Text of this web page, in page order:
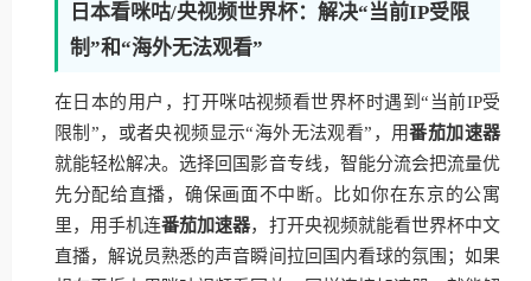
日本看咪咕/央视频世界杯：解决“当前IP受限
制”和“海外无法观看”
在日本的用户，打开咪咕视频看世界杯时遇到“当前IP受
限制”，或者央视频显示“海外无法观看”，用番茄加速器
就能轻松解决。选择回国影音专线，智能分流会把流量优
先分配给直播，确保画面不中断。比如你在东京的公寓
里，用手机连番茄加速器，打开央视频就能看世界杯中文
直播，解说员熟悉的声音瞬间拉回国内看球的氛围；如果